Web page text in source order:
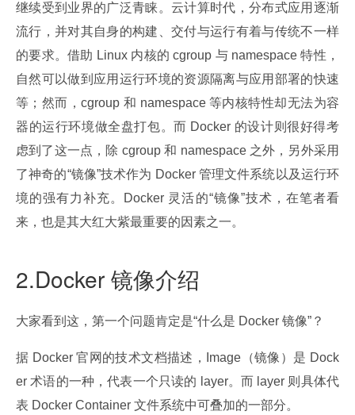
继续受到业界的广泛青睐。云计算时代，分布式应用逐渐
流行，并对其自身的构建、交付与运行有着与传统不一样
的要求。借助 Linux 内核的 cgroup 与 namespace 特性，
自然可以做到应用运行环境的资源隔离与应用部署的快速
等；然而，cgroup 和 namespace 等内核特性却无法为容
器的运行环境做全盘打包。而 Docker 的设计则很好得考
虑到了这一点，除 cgroup 和 namespace 之外，另外采用
了神奇的“镜像”技术作为 Docker 管理文件系统以及运行环
境的强有力补充。Docker 灵活的“镜像”技术，在笔者看
来，也是其大红大紫最重要的因素之一。
2.Docker 镜像介绍
大家看到这，第一个问题肯定是“什么是 Docker 镜像”？
据 Docker 官网的技术文档描述，Image（镜像）是 Dock
er 术语的一种，代表一个只读的 layer。而 layer 则具体代
表 Docker Container 文件系统中可叠加的一部分。